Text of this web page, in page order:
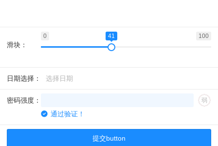
滑块：
0 100
41
日期选择：
密码强度：
通过验证！
提交button